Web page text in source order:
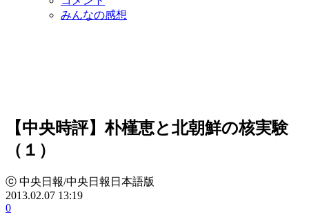
みんなの感想
【中央時評】朴槿恵と北朝鮮の核実験
（１）
ⓒ 中央日報/中央日報日本語版
2013.02.07 13:19
0